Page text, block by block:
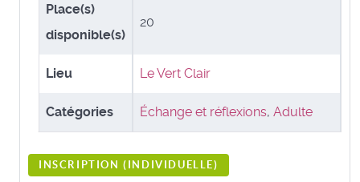
Place(s)
disponible(s)
20
Lieu Le Vert Clair
Catégories Échange et réflexions, Adulte
INSCRIPTION ( INDIVIDUELLE)